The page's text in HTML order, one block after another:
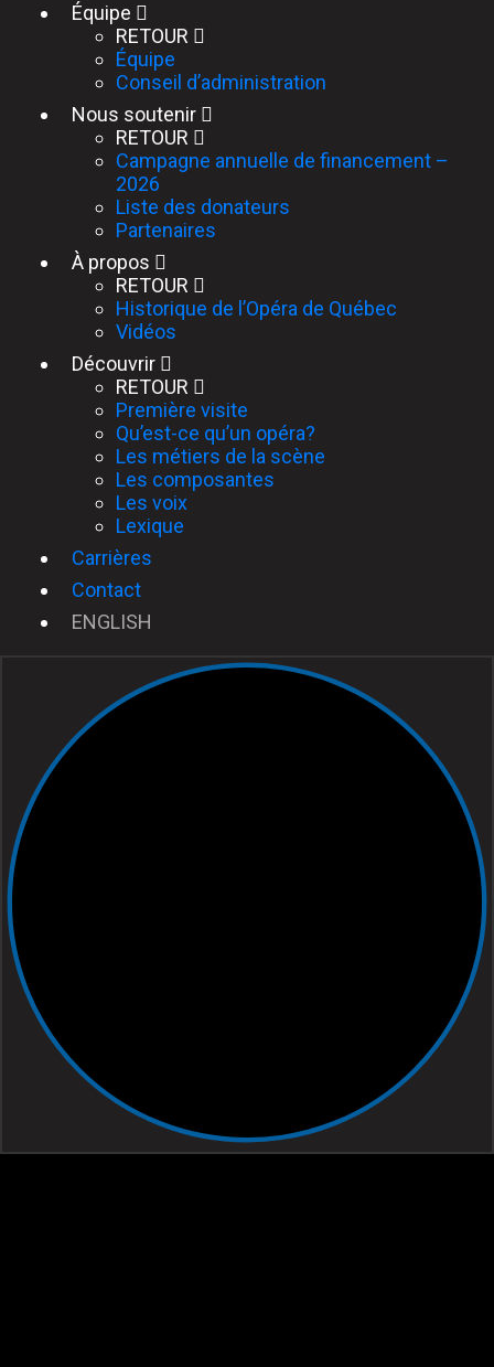
Équipe
RETOUR
Équipe
Conseil d’administration
Nous soutenir
RETOUR
Campagne annuelle de financement –
2026
Liste des donateurs
Partenaires
À propos
RETOUR
Historique de l’Opéra de Québec
Vidéos
Découvrir
RETOUR
Première visite
Qu’est-ce qu’un opéra?
Les métiers de la scène
Les composantes
Les voix
Lexique
Carrières
Contact
ENGLISH